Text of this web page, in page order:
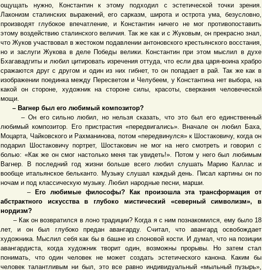
ощущать нужно, Константин к этому подходил с эстетической точки зрения.
Лаконизм сталинских выражений, его сарказм, широта и острота ума, безусловно,
производят глубокое впечатление, и Константин ничего не мог противопоставить
этому воздействию сталинского величия. Так же как и с Жуковым, он прекрасно знал,
что Жуков участвовал в жестоком подавлении антоновского крестьянского восстания,
но и заслуги Жукова в деле Победы велики. Константин при этом мыслил в духе
Бхагавадгиты и любил цитировать изречения оттуда, что если два царя-воина храбро
сражаются друг с другом и один из них гибнет, то он попадает в рай. Так же как в
изображении поединка между Пересветом и Челубеем, у Константина нет выбора, на
какой он стороне, художник на стороне силы, красоты, сверкания человеческой
мощи.
– Вагнер был его любимый композитор?
– Он его сильно любил, но нельзя сказать, что это был его единственный
любимый композитор. Его пристрастия «передвигались». Вначале он любил Баха,
Моцарта, Чайковского и Рахманинова, потом «передвинулся» к Шостаковичу, когда он
подарил Шостаковичу портрет, Шостакович не мог на него смотреть и говорил с
болью: «Как же он смог настолько меня так увидеть!». Потом у него был любимым
Вагнер. В последний год жизни больше всего любил слушать Марию Каллас и
вообще итальянское бельканто. Музыку слушал каждый день. Писал картины он по
ночам и под классическую музыку. Любил народные песни, марши.
–
Его любимые философы? Как произошла эта трансформация от
абстрактного искусства в глубоко мистический «северный символизм», в
нордизм?
– Как он возвратился в лоно традиции? Когда я с ним познакомился, ему было 18
лет, и он был глубоко предан авангарду. Считал, что авангард освобождает
художника. Мыслил себя как бы в башне из слоновой кости. И думал, что на позиции
авангардиста, когда художник творит один, возможны прорывы. Но затем стал
понимать, что один человек не может создать эстетического канона. Каким бы
человек талантливым ни был, это все равно индивидуальный «мыльный пузырь»,